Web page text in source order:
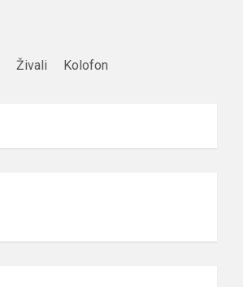
Živali Kolofon